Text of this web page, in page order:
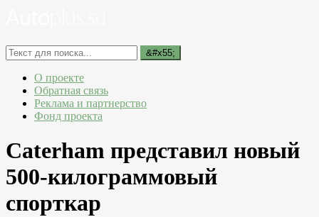
О проекте
Обратная связь
Реклама и партнерство
Фонд проекта
Caterham представил новый
500-килограммовый
спорткар